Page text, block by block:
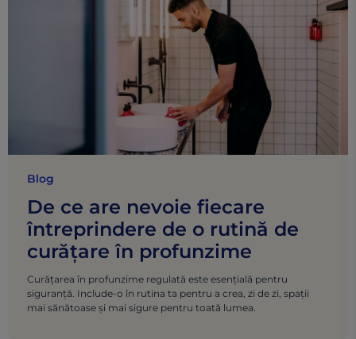
Blog
De ce are nevoie fiecare
întreprindere de o rutină de
curățare în profunzime
Curățarea în profunzime regulată este esențială pentru
siguranță. Include-o în rutina ta pentru a crea, zi de zi, spații
mai sănătoase și mai sigure pentru toată lumea.